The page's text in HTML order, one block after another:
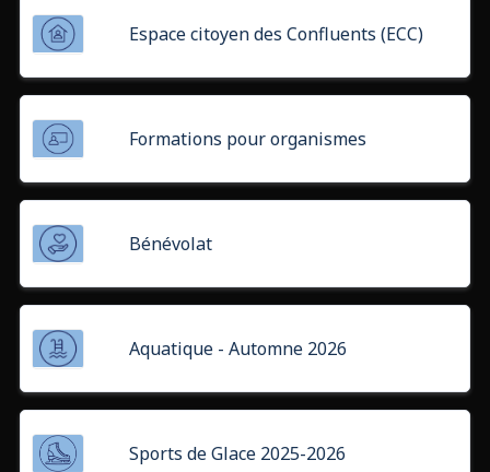
Espace citoyen des Confluents (ECC)
Formations pour organismes
Bénévolat
Aquatique - Automne 2026
Sports de Glace 2025-2026